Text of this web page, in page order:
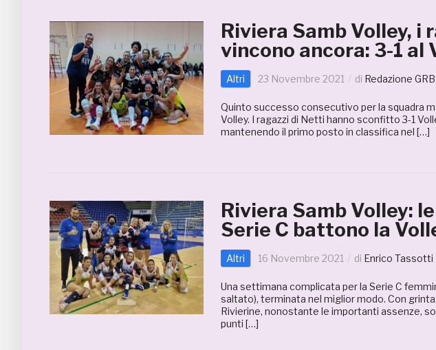
Riviera Samb Volley, i
vincono ancora: 3-1 al
Altri 23 Novembre 2021 di Redazione GRB
Quinto successo consecutivo per la squadra
Volley. I ragazzi di Netti hanno sconfitto 3-1
mantenendo il primo posto in classifica nel […]
Riviera Samb Volley:
Serie C battono la
Altri 16 Novembre 2021 di Enrico Tassotti
Una settimana complicata per la Serie C
saltato), terminata nel miglior modo. Con
Rivierine, nonostante le importanti assenze,
punti […]